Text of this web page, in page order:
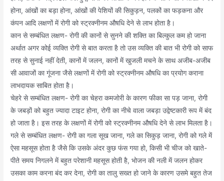
होना, आंखों का बड़ा होना, आंखों की पेशियों की सिकुड़न, पलकों का फड़कना और
कंपन आदि लक्षणों में रोगी को स्ट्रक्नीनम औषधि देने से लाभ होता है।
कान से सम्बंधित लक्षण- रोगी की कानों से सुनने की शक्ति का बिल्कुल कम हो जाना
अर्थात अगर कोई व्यक्ति रोगी से बात करता है तो उस व्यक्ति की बात भी रोगी को साफ
तरह से सुनाई नहीं देती, कानों में जलन, कानों में खुजली मचने के साथ अजीब-अजीब
सी आवाजों का गूंजना जैसे लक्षणों में रोगी को स्ट्रक्नीनम औषधि का प्रयोग कराना
लाभदायक साबित होता है।
चेहरे से सम्बंधित लक्षण- रोगी का चेहरा कमजोरी के कारण फीका सा पड़ जाना, रोगी
के जबड़ों को बहुत ज्यादा टाइट होना, रोगी का नीचे वाला जबड़ा उद्वेष्टकारी रूप में बंद
हो जाता है। इस तरह के लक्षणों में रोगी को स्ट्रक्नीनम औषधि देने से लाभ मिलता है।
गले से सम्बंधित लक्षण- रोगी का गला सूख जाना, गले का सिकुड़ जाना, रोगी को गले में
ऐसा महसूस होता है जैसे कि उसके अंदर कुछ फंस गया हो, किसी भी चीज को खाते-
पीते समय निगलने में बहुत परेशानी महसूस होती है, भोजन की नली में जलन होकर
उसका काम करना बंद कर देना, रोगी का तालु सख्त हो जाने के कारण उसमे बहुत तेज